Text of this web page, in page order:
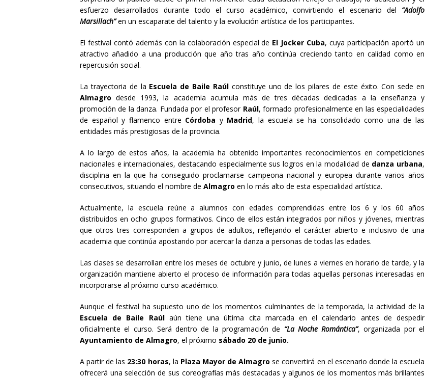
esfuerzo desarrollados durante todo el curso académico, convirtiendo el escenario del “Adolfo
Marsillach” en un escaparate del talento y la evolución artística de los participantes.
El festival contó además con la colaboración especial de El Jocker Cuba, cuya participación aportó un
atractivo añadido a una producción que año tras año continúa creciendo tanto en calidad como en
repercusión social.
La trayectoria de la Escuela de Baile Raúlconstituye uno de los pilares de este éxito. Con sede en
Almagro desde 1993, la academia acumula más de tres décadas dedicadas a la enseñanza y
promoción de la danza. Fundada por el profesor Raúl, formado profesionalmente en las especialidades
de español y flamenco entre Córdoba y Madrid, la escuela se ha consolidado como una de las
entidades más prestigiosas de la provincia.
A lo largo de estos años, la academia ha obtenido importantes reconocimientos en competiciones
nacionales e internacionales, destacando especialmente sus logros en la modalidad de danza urbana,
disciplina en la que ha conseguido proclamarse campeona nacional y europea durante varios años
consecutivos, situando el nombre de Almagro en lo más alto de esta especialidad artística.
Actualmente, la escuela reúne a alumnos con edades comprendidas entre los 6 y los 60 años
distribuidos en ocho grupos formativos. Cinco de ellos están integrados por niños y jóvenes, mientras
que otros tres corresponden a grupos de adultos, reflejando el carácter abierto e inclusivo de una
academia que continúa apostando por acercar la danza a personas de todas las edades.
Las clases se desarrollan entre los meses de octubre y junio, de lunes a viernes en horario de tarde, y la
organización mantiene abierto el proceso de información para todas aquellas personas interesadas en
incorporarse al próximo curso académico.
Aunque el festival ha supuesto uno de los momentos culminantes de la temporada, la actividad de la
Escuela de Baile Raúlaún tiene una última cita marcada en el calendario antes de despedir
oficialmente el curso. Será dentro de la programación de “La Noche Romántica”, organizada por el
Ayuntamiento de Almagro, el próximo sábado 20 de junio.
A partir de las 23:30 horas, la Plaza Mayor de Almagro se convertirá en el escenario donde la escuela
ofrecerá una selección de sus coreografías más destacadas y algunos de los momentos más brillantes